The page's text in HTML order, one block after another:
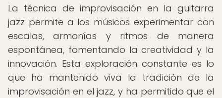
La técnica de improvisación en la guitarra
jazz permite a los músicos experimentar con
escalas, armonías y ritmos de manera
espontánea, fomentando la creatividad y la
innovación. Esta exploración constante es lo
que ha mantenido viva la tradición de la
improvisación en el jazz, y ha permitido que el